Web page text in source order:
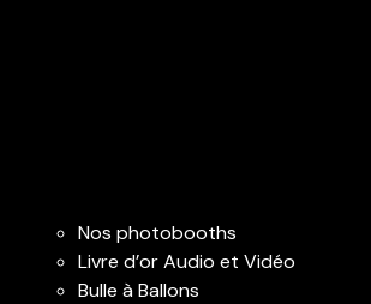
Nos photobooths
Livre d’or Audio et Vidéo
Bulle à Ballons